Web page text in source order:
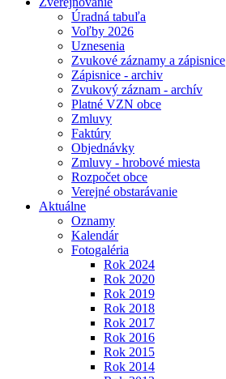
Úradná tabuľa
Voľby 2026
Uznesenia
Zvukové záznamy a zápisnice
Zápisnice - archiv
Zvukový záznam - archív
Platné VZN obce
Zmluvy
Faktúry
Objednávky
Zmluvy - hrobové miesta
Rozpočet obce
Verejné obstarávanie
Aktuálne
Oznamy
Kalendár
Fotogaléria
Rok 2024
Rok 2020
Rok 2019
Rok 2018
Rok 2017
Rok 2016
Rok 2015
Rok 2014